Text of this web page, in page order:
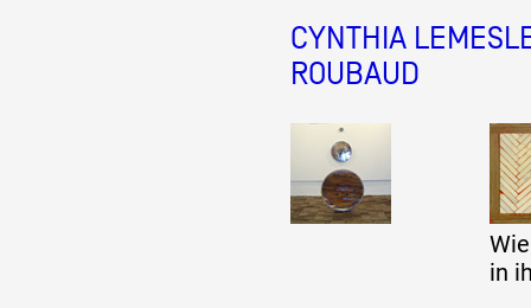
Collection vidéos
CYNTHIA
ROUBAUD
in